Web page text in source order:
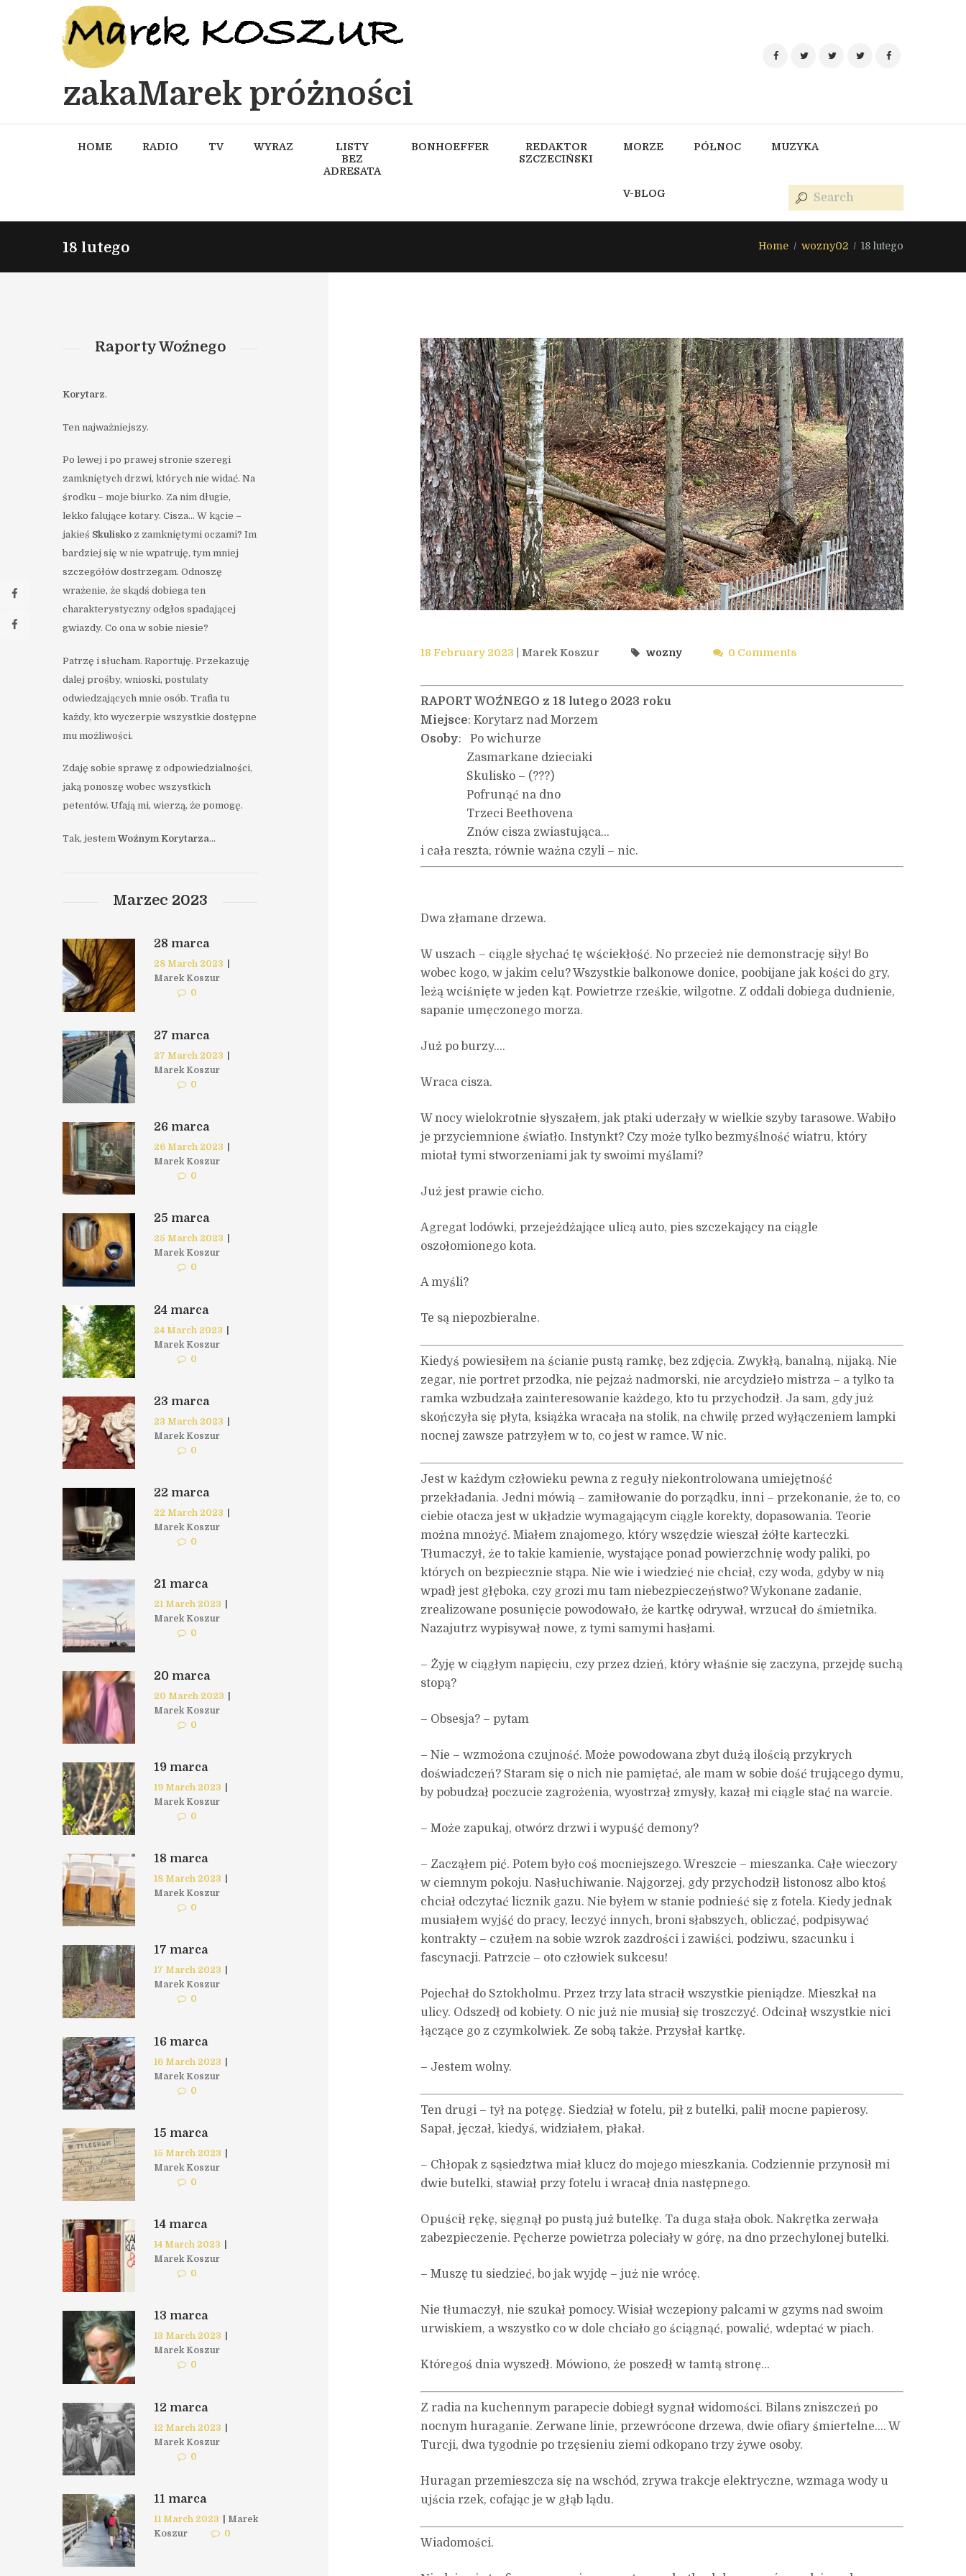
zakaMarek próżności
HOME RADIO TV WYRAZ
LISTY
BEZ
ADRESATA
BONHOEFFER
REDAKTOR
SZCZECIŃSKI
MORZE PÓŁNOC MUZYKA
V-BLOG
18 lutego Home wozny02 18 lutego
18 February 2023 Marek Koszur wozny 0 Comments
RAPORT WOŹNEGO z 18 lutego 2023 roku
Miejsce: Korytarz nad Morzem
Osoby: Po wichurze
Zasmarkane dzieciaki
Skulisko – (???)
Pofrunąć na dno
Trzeci Beethovena
Znów cisza zwiastująca…
i cała reszta, równie ważna czyli – nic.
Dwa złamane drzewa.
W uszach – ciągle słychać tę wściekłość. No przecież nie demonstrację siły! Bo
wobec kogo, w jakim celu? Wszystkie balkonowe donice, poobijane jak kości do gry,
leżą wciśnięte w jeden kąt. Powietrze rześkie, wilgotne. Z oddali dobiega dudnienie,
sapanie umęczonego morza.
Już po burzy….
Wraca cisza.
W nocy wielokrotnie słyszałem, jak ptaki uderzały w wielkie szyby tarasowe. Wabiło
je przyciemnione światło. Instynkt? Czy może tylko bezmyślność wiatru, który
miotał tymi stworzeniami jak ty swoimi myślami?
Już jest prawie cicho.
Agregat lodówki, przejeżdżające ulicą auto, pies szczekający na ciągle
oszołomionego kota.
A myśli?
Te są niepozbieralne.
Kiedyś powiesiłem na ścianie pustą ramkę, bez zdjęcia. Zwykłą, banalną, nijaką. Nie
zegar, nie portret przodka, nie pejzaż nadmorski, nie arcydzieło mistrza – a tylko ta
ramka wzbudzała zainteresowanie każdego, kto tu przychodził. Ja sam, gdy już
skończyła się płyta, książka wracała na stolik, na chwilę przed wyłączeniem lampki
nocnej zawsze patrzyłem w to, co jest w ramce. W nic.
Jest w każdym człowieku pewna z reguły niekontrolowana umiejętność
przekładania. Jedni mówią – zamiłowanie do porządku, inni – przekonanie, że to, co
ciebie otacza jest w układzie wymagającym ciągle korekty, dopasowania. Teorie
można mnożyć. Miałem znajomego, który wszędzie wieszał żółte karteczki.
Tłumaczył, że to takie kamienie, wystające ponad powierzchnię wody paliki, po
których on bezpiecznie stąpa. Nie wie i wiedzieć nie chciał, czy woda, gdyby w nią
wpadł jest głęboka, czy grozi mu tam niebezpieczeństwo? Wykonane zadanie,
zrealizowane posunięcie powodowało, że kartkę odrywał, wrzucał do śmietnika.
Nazajutrz wypisywał nowe, z tymi samymi hasłami.
– Żyję w ciągłym napięciu, czy przez dzień, który właśnie się zaczyna, przejdę suchą
stopą?
– Obsesja? – pytam
– Nie – wzmożona czujność. Może powodowana zbyt dużą ilością przykrych
doświadczeń? Staram się o nich nie pamiętać, ale mam w sobie dość trującego dymu,
by pobudzał poczucie zagrożenia, wyostrzał zmysły, kazał mi ciągle stać na warcie.
– Może zapukaj, otwórz drzwi i wypuść demony?
– Zacząłem pić. Potem było coś mocniejszego. Wreszcie – mieszanka. Całe wieczory
w ciemnym pokoju. Nasłuchiwanie. Najgorzej, gdy przychodził listonosz albo ktoś
chciał odczytać licznik gazu. Nie byłem w stanie podnieść się z fotela. Kiedy jednak
musiałem wyjść do pracy, leczyć innych, broni słabszych, obliczać, podpisywać
kontrakty – czułem na sobie wzrok zazdrości i zawiści, podziwu, szacunku i
fascynacji. Patrzcie – oto człowiek sukcesu!
Pojechał do Sztokholmu. Przez trzy lata stracił wszystkie pieniądze. Mieszkał na
ulicy. Odszedł od kobiety. O nic już nie musiał się troszczyć. Odcinał wszystkie nici
łączące go z czymkolwiek. Ze sobą także. Przysłał kartkę.
– Jestem wolny.
Ten drugi – tył na potęgę. Siedział w fotelu, pił z butelki, palił mocne papierosy.
Sapał, jęczał, kiedyś, widziałem, płakał.
– Chłopak z sąsiedztwa miał klucz do mojego mieszkania. Codziennie przynosił mi
dwie butelki, stawiał przy fotelu i wracał dnia następnego.
Opuścił rękę, sięgnął po pustą już butelkę. Ta duga stała obok. Nakrętka zerwała
zabezpieczenie. Pęcherze powietrza poleciały w górę, na dno przechylonej butelki.
– Muszę tu siedzieć, bo jak wyjdę – już nie wrócę.
Nie tłumaczył, nie szukał pomocy. Wisiał wczepiony palcami w gzyms nad swoim
urwiskiem, a wszystko co w dole chciało go ściągnąć, powalić, wdeptać w piach.
Któregoś dnia wyszedł. Mówiono, że poszedł w tamtą stronę…
Z radia na kuchennym parapecie dobiegł sygnał widomości. Bilans zniszczeń po
nocnym huraganie. Zerwane linie, przewrócone drzewa, dwie ofiary śmiertelne…. W
Turcji, dwa tygodnie po trzęsieniu ziemi odkopano trzy żywe osoby.
Huragan przemieszcza się na wschód, zrywa trakcje elektryczne, wzmaga wody u
ujścia rzek, cofając je w głąb lądu.
Wiadomości.
Raporty Woźnego
Korytarz.
Ten najważniejszy.
Po lewej i po prawej stronie szeregi
zamkniętych drzwi, których nie widać. Na
środku – moje biurko. Za nim długie,
lekko falujące kotary. Cisza… W kącie –
jakieś Skulisko z zamkniętymi oczami? Im
bardziej się w nie wpatruję, tym mniej
szczegółów dostrzegam. Odnoszę
wrażenie, że skądś dobiega ten
charakterystyczny odgłos spadającej
gwiazdy. Co ona w sobie niesie?
Patrzę i słucham. Raportuję. Przekazuję
dalej prośby, wnioski, postulaty
odwiedzających mnie osób. Trafia tu
każdy, kto wyczerpie wszystkie dostępne
mu możliwości.
Zdaję sobie sprawę z odpowiedzialności,
jaką ponoszę wobec wszystkich
petentów. Ufają mi, wierzą, że pomogę.
Tak, jestem Woźnym Korytarza…
Marzec 2023
28 marca
28 March 2023
Marek Koszur
0
27 marca
27 March 2023
Marek Koszur
0
26 marca
26 March 2023
Marek Koszur
0
25 marca
25 March 2023
Marek Koszur
0
24 marca
24 March 2023
Marek Koszur
0
23 marca
23 March 2023
Marek Koszur
0
22 marca
22 March 2023
Marek Koszur
0
21 marca
21 March 2023
Marek Koszur
0
20 marca
20 March 2023
Marek Koszur
0
19 marca
19 March 2023
Marek Koszur
0
18 marca
18 March 2023
Marek Koszur
0
17 marca
17 March 2023
Marek Koszur
0
16 marca
16 March 2023
Marek Koszur
0
15 marca
15 March 2023
Marek Koszur
0
14 marca
14 March 2023
Marek Koszur
0
13 marca
13 March 2023
Marek Koszur
0
12 marca
12 March 2023
Marek Koszur
0
11 marca
11 March 2023
Marek
Koszur
0